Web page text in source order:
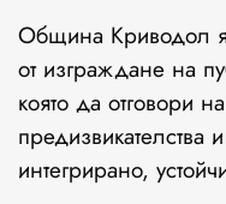
Община Криводол
от изграждане на
която да отговори
предизвикателства
интегрирано,